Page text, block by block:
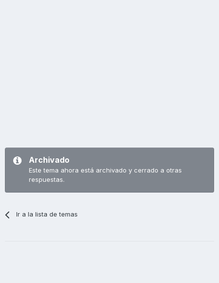
Archivado
Este tema ahora está archivado y cerrado a otras
respuestas.
Ir a la lista de temas